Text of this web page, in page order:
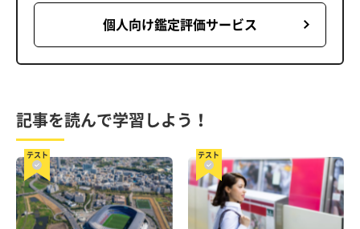
個人向け鑑定評価サービス
記事を読んで学習しよう！
テスト テスト